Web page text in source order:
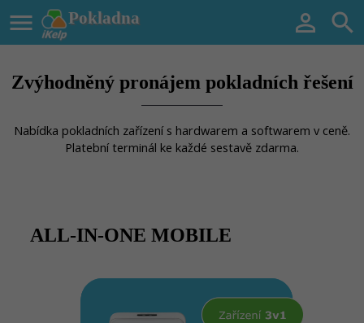
Pokladna
  
Zvýhodněný pronájem pokladních řešení
Nabídka pokladních zařízení s hardwarem a softwarem v ceně.
Platební terminál ke každé sestavě zdarma.
ALL-IN-ONE MOBILE